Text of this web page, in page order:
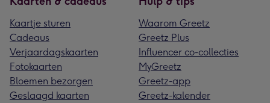
Kaartje sturen
Cadeaus
Verjaardagskaarten
Fotokaarten
Bloemen bezorgen
Geslaagd kaarten
Waarom Greetz
Greetz Plus
Influencer co-collecties
MyGreetz
Greetz-app
Greetz-kalender